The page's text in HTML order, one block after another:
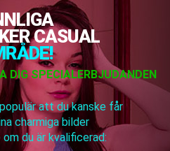
CASUAL
DIG SPECIALERBJUDANDEN
att du kanske får
charmiga bilder
du är kvalificerad: